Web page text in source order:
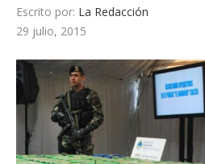
Escrito por: La Redacción
29 julio, 2015